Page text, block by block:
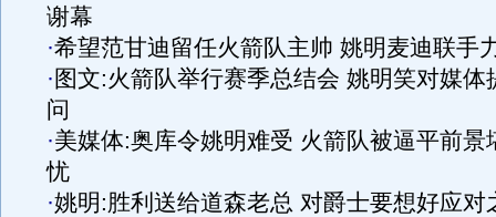
谢幕
·希望范甘迪留任火箭队主帅 姚明麦迪联手
· 图文:火箭队举行赛季总结会 姚明笑对媒体
问
·美媒体:奥库令姚明难受 火箭队被逼平前景
忧
·姚明:胜利送给道森老总 对爵士要想好应对